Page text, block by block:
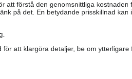
att förstå den genomsnittliga kostnaden
på det. En betydande prisskillnad kan
att klargöra detaljer, be om ytterligare